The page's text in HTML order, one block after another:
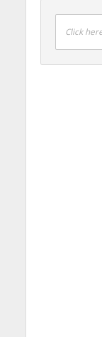
Click